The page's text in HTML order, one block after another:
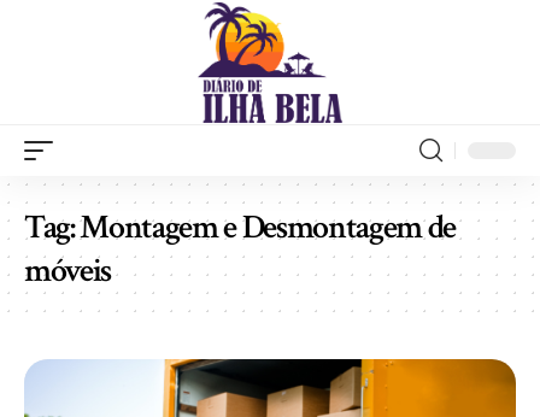
Tag:Montagem e Desmontagem de
móveis